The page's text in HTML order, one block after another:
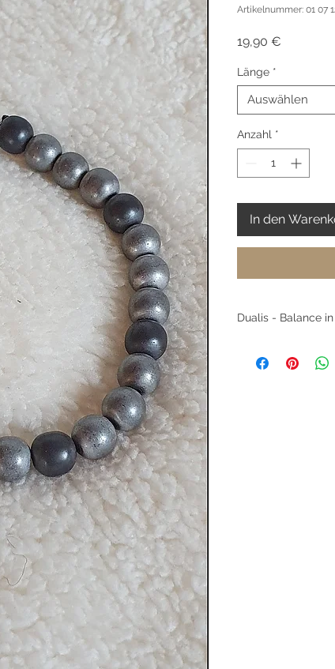
Artikelnummer: 01 07
19,90 €
Länge *
Auswählen
Anzahl *
In den
Dualis - Balance
Klarheit und